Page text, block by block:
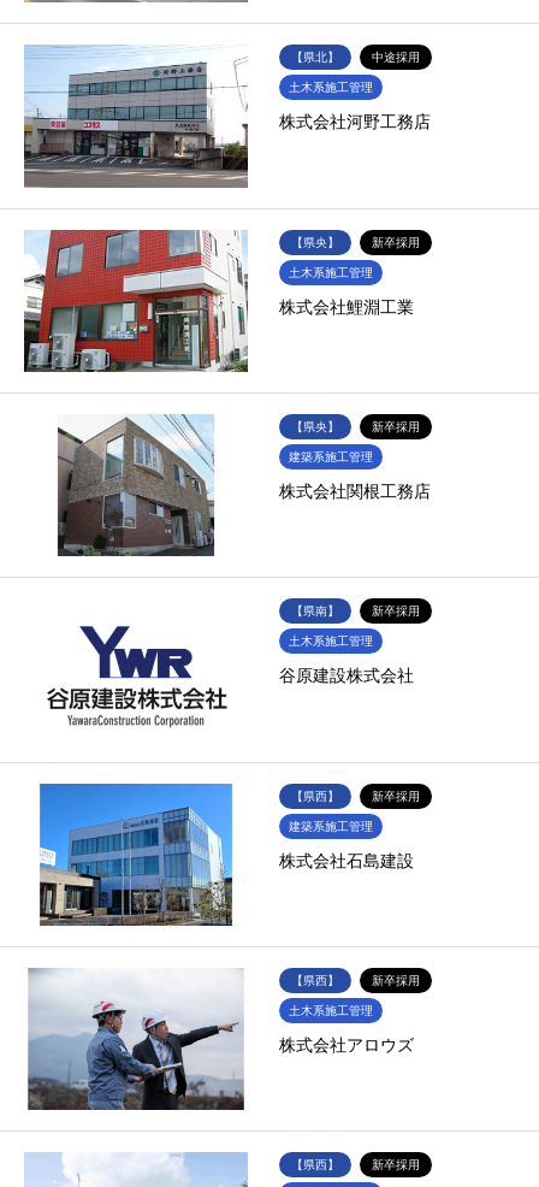
【県北】 中途採用
土木系施工管理
株式会社河野工務店
【県央】 新卒採用
土木系施工管理
株式会社鯉淵工業
【県央】 新卒採用
建築系施工管理
株式会社関根工務店
【県南】 新卒採用
土木系施工管理
谷原建設株式会社
【県西】 新卒採用
建築系施工管理
株式会社石島建設
【県西】 新卒採用
土木系施工管理
株式会社アロウズ
【県西】 新卒採用